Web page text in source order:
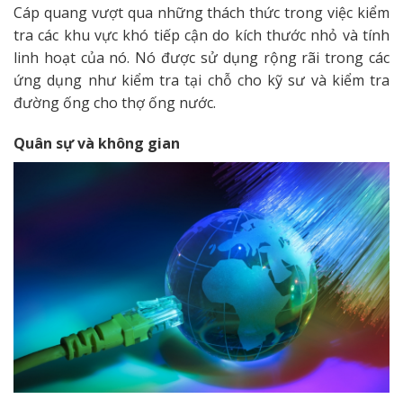
Cáp quang vượt qua những thách thức trong việc kiểm
tra các khu vực khó tiếp cận do kích thước nhỏ và tính
linh hoạt của nó. Nó được sử dụng rộng rãi trong các
ứng dụng như kiểm tra tại chỗ cho kỹ sư và kiểm tra
đường ống cho thợ ống nước.
Quân sự và không gian